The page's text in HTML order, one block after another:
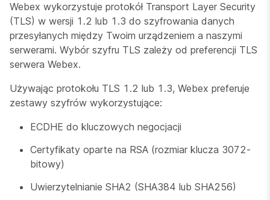
Webex wykorzystuje protokół Transport Layer Security
(TLS) w wersji 1.2 lub 1.3 do szyfrowania danych
przesyłanych między Twoim urządzeniem a naszymi
serwerami. Wybór szyfru TLS zależy od preferencji TLS
serwera Webex.
Używając protokołu TLS 1.2 lub 1.3, Webex preferuje
zestawy szyfrów wykorzystujące:
ECDHE do kluczowych negocjacji
Certyfikaty oparte na RSA (rozmiar klucza 3072-
bitowy)
Uwierzytelnianie SHA2 (SHA384 lub SHA256)